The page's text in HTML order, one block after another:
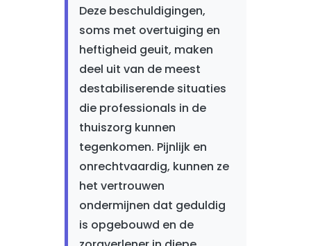
Deze beschuldigingen,
soms met overtuiging en
heftigheid geuit, maken
deel uit van de meest
destabiliserende situaties
die professionals in de
thuiszorg kunnen
tegenkomen. Pijnlijk en
onrechtvaardig, kunnen ze
het vertrouwen
ondermijnen dat geduldig
is opgebouwd en de